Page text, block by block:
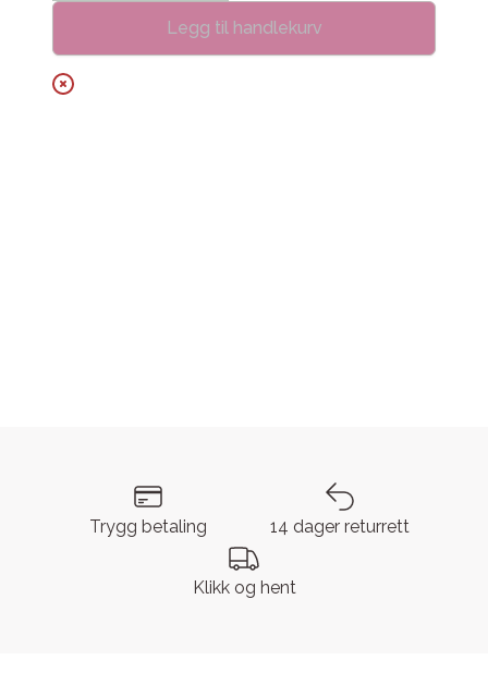
Legg til handlekurv
Trygg betaling 14 dager returrett
Klikk og hent